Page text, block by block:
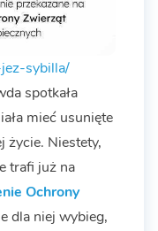
sybilla/
spotkała
mieć usunięte
życie. Niestety,
trafi już na
Ochrony
dla niej wybieg,